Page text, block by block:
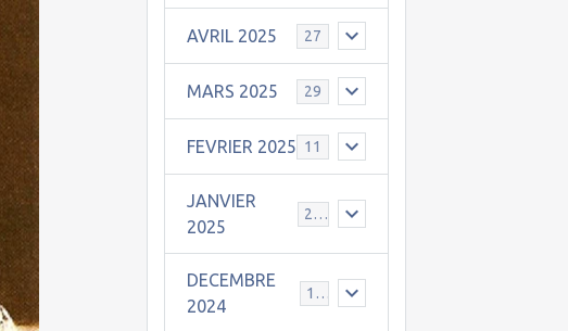
AVRIL 2025 27
MARS 2025 29
FEVRIER 2025 11
JANVIER
2025
25
DECEMBRE
2024
19